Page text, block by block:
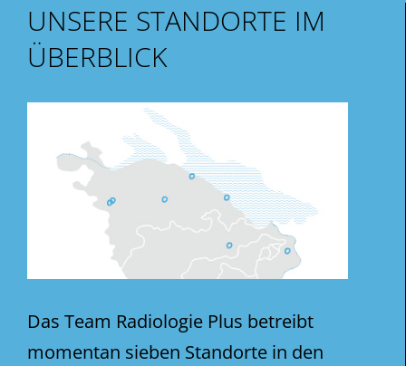
UNSERE STANDORTE IM
ÜBERBLICK
Das Team Radiologie Plus betreibt
momentan sieben Standorte in den